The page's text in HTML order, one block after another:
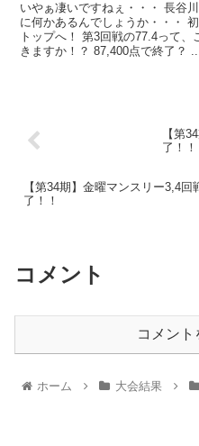
いやぁ凄いですねぇ・・・ 長谷
に何かあるんでしょうか・・・
トップへ！ 第3回戦の77.4って
きますか！？ 87,400点で終了？
【第
了！！
【第34期】金曜マンスリー3,4回
了！！
コメント
コメント
ホーム 大会結果